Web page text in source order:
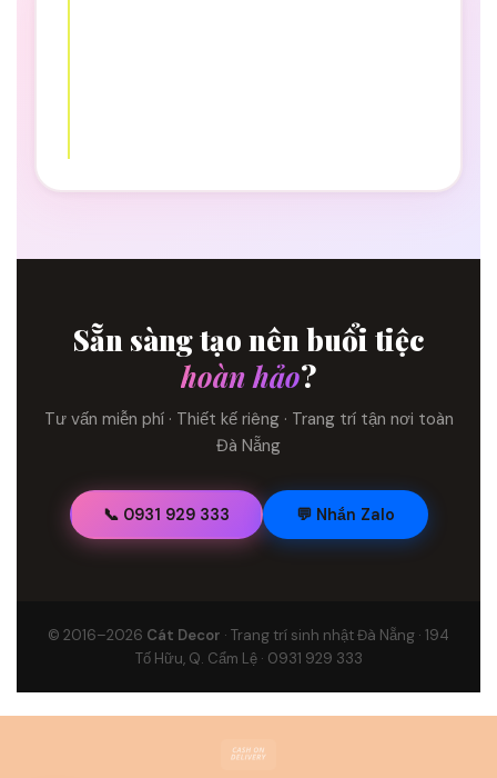
Sẵn sàng tạo nên buổi tiệc
hoàn hảo?
Tư vấn miễn phí · Thiết kế riêng · Trang trí tận nơi toàn
Đà Nẵng
📞 0931 929 333 💬 Nhắn Zalo
© 2016–2026 Cát Decor · Trang trí sinh nhật Đà Nẵng · 194
Tố Hữu, Q. Cẩm Lệ · 0931 929 333